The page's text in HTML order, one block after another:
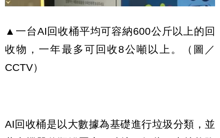
▲一台AI回收桶平均可容納600公斤以上的回
收物，一年最多可回收8公噸以上。（圖／
CCTV）
AI回收桶是以大數據為基礎進行垃圾分類，並